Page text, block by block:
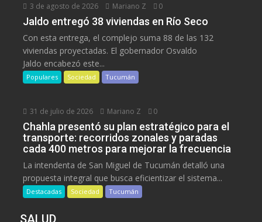
3 de agosto de 2026 Mariano Z 0
Jaldo entregó 38 viviendas en Río Seco
Con esta entrega, el complejo suma 88 de las 132
viviendas proyectadas. El gobernador Osvaldo
Jaldo encabezó este...
Populares Sociedad Tucumán
31 de julio de 2026 Mariano Z 0
Chahla presentó su plan estratégico para el
transporte: recorridos zonales y paradas
cada 400 metros para mejorar la frecuencia
La intendenta de San Miguel de Tucumán detalló una
propuesta integral que busca eficientizar el sistema...
Destacadas Sociedad Tucumán
SALUD